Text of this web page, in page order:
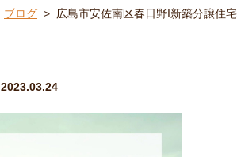
ブログ > 広島市安佐南区春日野I新築分譲住宅
2023.03.24